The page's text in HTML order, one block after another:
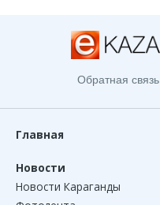
Обратная связь
Главная
Новости
Новости Караганды